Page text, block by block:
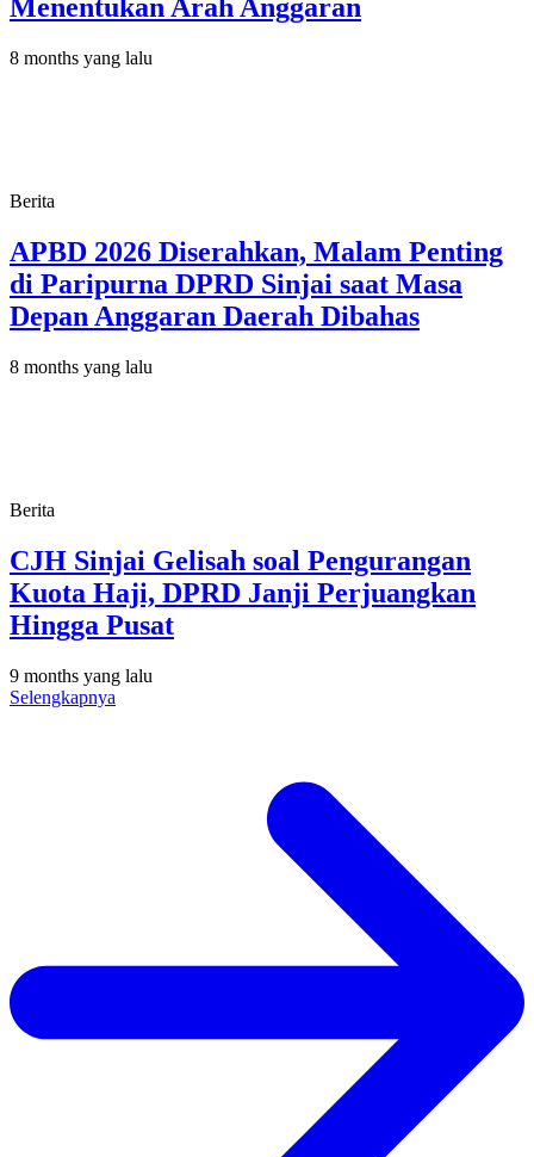
Menentukan Arah Anggaran
8 months yang lalu
Berita
APBD 2026 Diserahkan, Malam Penting
di Paripurna DPRD Sinjai saat Masa
Depan Anggaran Daerah Dibahas
8 months yang lalu
Berita
CJH Sinjai Gelisah soal Pengurangan
Kuota Haji, DPRD Janji Perjuangkan
Hingga Pusat
9 months yang lalu
Selengkapnya